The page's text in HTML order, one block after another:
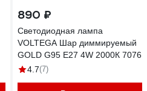
890 ₽
Светодиодная лампа
VOLTEGA Шар диммируемый
GOLD G95 Е27 4W 2000К 7076
4.7(7)